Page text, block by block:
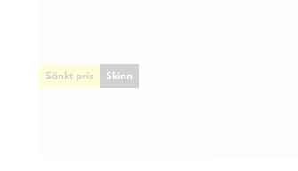
Sänkt pris Skinn